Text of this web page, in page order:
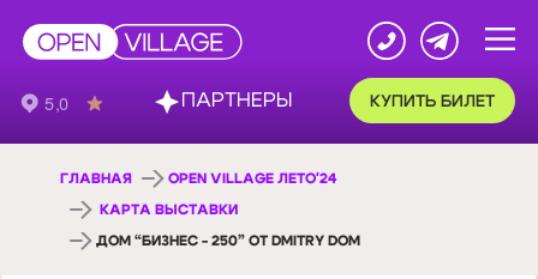
КУПИТЬ БИЛЕТ
ГЛАВНАЯ OPEN VILLAGE ЛЕТО'24
КАРТА ВЫСТАВКИ
ДОМ “БИЗНЕС - 250” ОТ DMITRY DOM